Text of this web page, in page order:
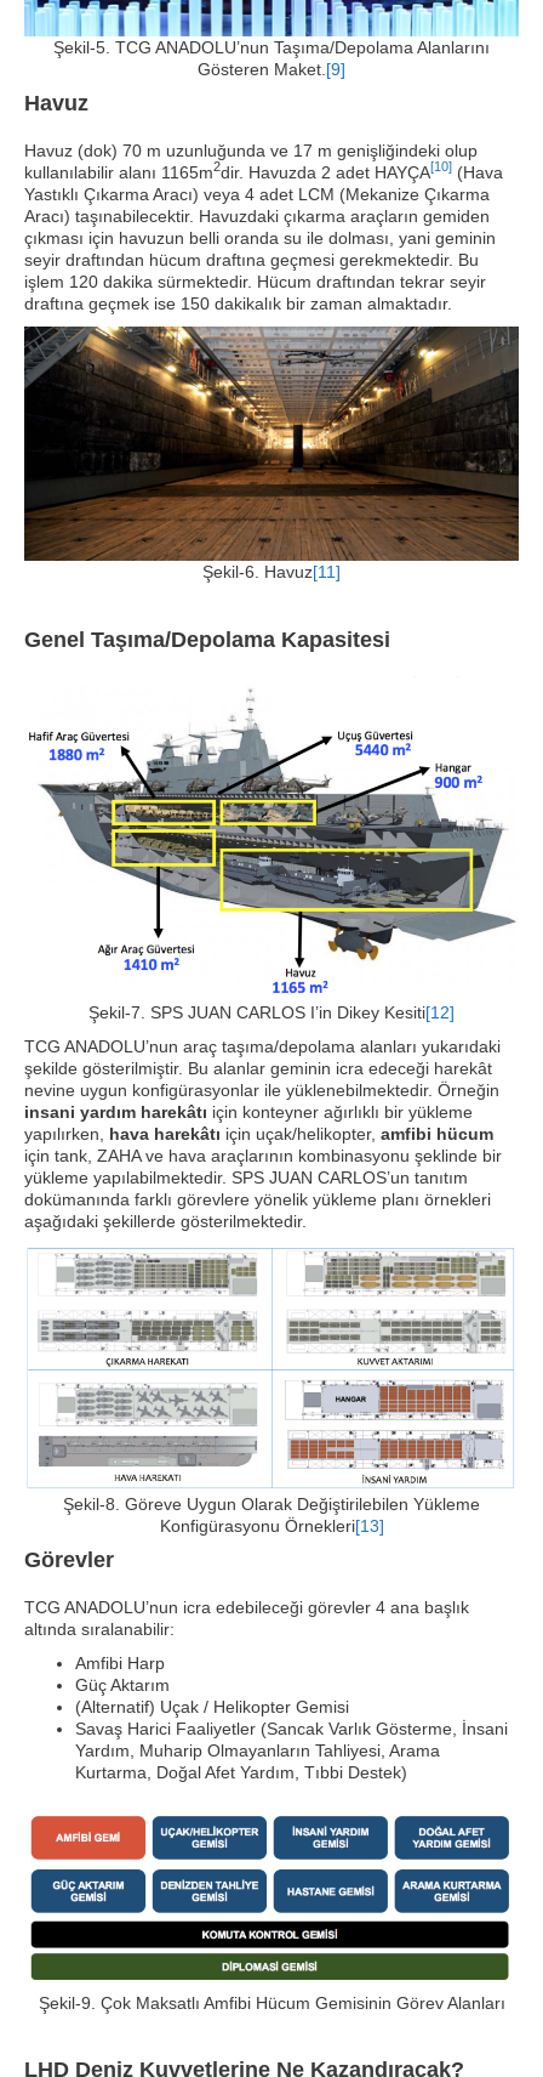
Şekil-5. TCG ANADOLU’nun Taşıma/Depolama Alanlarını
Gösteren Maket.[9]
Havuz
Havuz (dok) 70 m uzunluğunda ve 17 m genişliğindeki olup
kullanılabilir alanı 1165m2dir. Havuzda 2 adet HAYÇA[10] (Hava
Yastıklı Çıkarma Aracı) veya 4 adet LCM (Mekanize Çıkarma
Aracı) taşınabilecektir. Havuzdaki çıkarma araçların gemiden
çıkması için havuzun belli oranda su ile dolması, yani geminin
seyir draftından hücum draftına geçmesi gerekmektedir. Bu
işlem 120 dakika sürmektedir. Hücum draftından tekrar seyir
draftına geçmek ise 150 dakikalık bir zaman almaktadır.
Şekil-6. Havuz[11]
Genel Taşıma/Depolama Kapasitesi
Şekil-7. SPS JUAN CARLOS I’in Dikey Kesiti[12]
TCG ANADOLU’nun araç taşıma/depolama alanları yukarıdaki
şekilde gösterilmiştir. Bu alanlar geminin icra edeceği harekât
nevine uygun konfigürasyonlar ile yüklenebilmektedir. Örneğin
insani yardım harekâtı için konteyner ağırlıklı bir yükleme
yapılırken, hava harekâtı için uçak/helikopter, amfibi hücum
için tank, ZAHA ve hava araçlarının kombinasyonu şeklinde bir
yükleme yapılabilmektedir. SPS JUAN CARLOS’un tanıtım
dokümanında farklı görevlere yönelik yükleme planı örnekleri
aşağıdaki şekillerde gösterilmektedir.
Şekil-8. Göreve Uygun Olarak Değiştirilebilen Yükleme
Konfigürasyonu Örnekleri[13]
Görevler
TCG ANADOLU’nun icra edebileceği görevler 4 ana başlık
altında sıralanabilir:
Amfibi Harp
Güç Aktarım
(Alternatif) Uçak / Helikopter Gemisi
Savaş Harici Faaliyetler (Sancak Varlık Gösterme, İnsani
Yardım, Muharip Olmayanların Tahliyesi, Arama
Kurtarma, Doğal Afet Yardım, Tıbbi Destek)
Şekil-9. Çok Maksatlı Amfibi Hücum Gemisinin Görev Alanları
LHD Deniz Kuvvetlerine Ne Kazandıracak?